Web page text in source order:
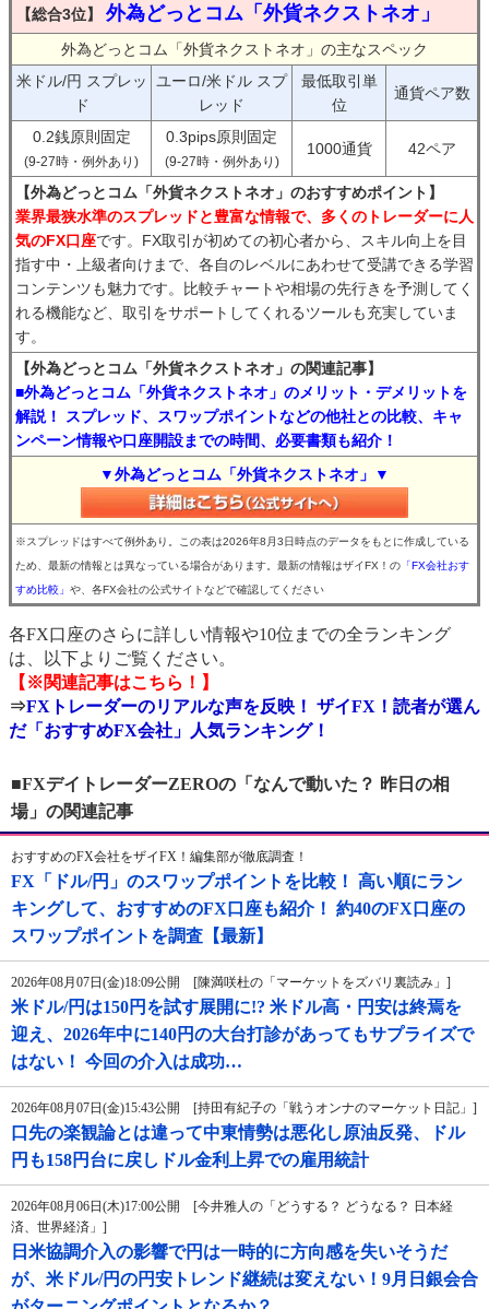
【総合3位】 外為どっとコム「外貨ネクストネオ」
外為どっとコム「外貨ネクストネオ」の主なスペック
米ドル/円 スプレッ
ド
ユーロ/米ドル スプ
レッド
最低取引単
位
通貨ペア数
0.2銭原則固定
(9-27時・例外あり)
0.3pips原則固定
(9-27時・例外あり)
1000通貨 42ペア
【外為どっとコム「外貨ネクストネオ」のおすすめポイント】
業界最狭水準のスプレッドと豊富な情報で、多くのトレーダーに人
気のFX口座です。FX取引が初めての初心者から、スキル向上を目
指す中・上級者向けまで、各自のレベルにあわせて受講できる学習
コンテンツも魅力です。比較チャートや相場の先行きを予測してく
れる機能など、取引をサポートしてくれるツールも充実していま
す。
【外為どっとコム「外貨ネクストネオ」の関連記事】
■外為どっとコム「外貨ネクストネオ」のメリット・デメリットを
解説！ スプレッド、スワップポイントなどの他社との比較、キャ
ンペーン情報や口座開設までの時間、必要書類も紹介！
▼外為どっとコム「外貨ネクストネオ」▼
※スプレッドはすべて例外あり。この表は2026年8月3日時点のデータをもとに作成している
ため、最新の情報とは異なっている場合があります。最新の情報はザイFX！の 「FX会社おす
すめ比較」 や、各FX会社の公式サイトなどで確認してください
各FX口座のさらに詳しい情報や10位までの全ランキング
は、以下よりご覧ください。
【※関連記事はこちら！】
⇒FXトレーダーのリアルな声を反映！ ザイFX！読者が選ん
だ「おすすめFX会社」人気ランキング！
■FXデイトレーダーZEROの「なんで動いた？ 昨日の相
場」の関連記事
おすすめのFX会社をザイFX！編集部が徹底調査！
FX「ドル/円」のスワップポイントを比較！ 高い順にラン
キングして、おすすめのFX口座も紹介！ 約40のFX口座の
スワップポイントを調査【最新】
2026年08月07日(金)18:09公開 [陳満咲杜の「マーケットをズバリ裏読み」]
米ドル/円は150円を試す展開に!? 米ドル高・円安は終焉を
迎え、2026年中に140円の大台打診があってもサプライズで
はない！ 今回の介入は成功…
2026年08月07日(金)15:43公開 [持田有紀子の「戦うオンナのマーケット日記」]
口先の楽観論とは違って中東情勢は悪化し原油反発、ドル
円も158円台に戻しドル金利上昇での雇用統計
2026年08月06日(木)17:00公開 [今井雅人の「どうする？ どうなる？ 日本経
済、世界経済」]
日米協調介入の影響で円は一時的に方向感を失いそうだ
が、米ドル/円の円安トレンド継続は変えない！9月日銀会合